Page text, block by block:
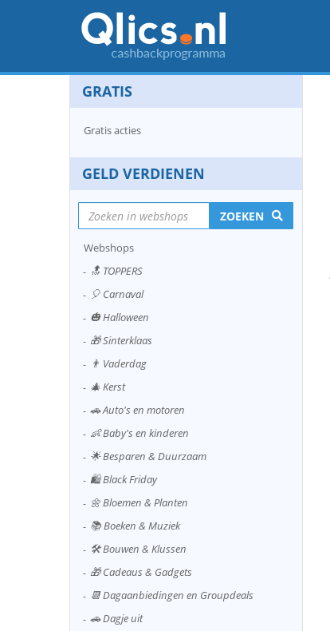
GRATIS
Gratis acties
GELD VERDIENEN
ZOEKEN
Webshops
🔝 TOPPERS
🎈 Carnaval
🎃 Halloween
🎁 Sinterklaas
👨 Vaderdag
🎄 Kerst
🚗 Auto's en motoren
👶 Baby's en kinderen
🌟 Besparen & Duurzaam
🛍️ Black Friday
🌼 Bloemen & Planten
📚 Boeken & Muziek
🛠️ Bouwen & Klussen
🎁 Cadeaus & Gadgets
📆 Dagaanbiedingen en Groupdeals
🚗 Dagje uit